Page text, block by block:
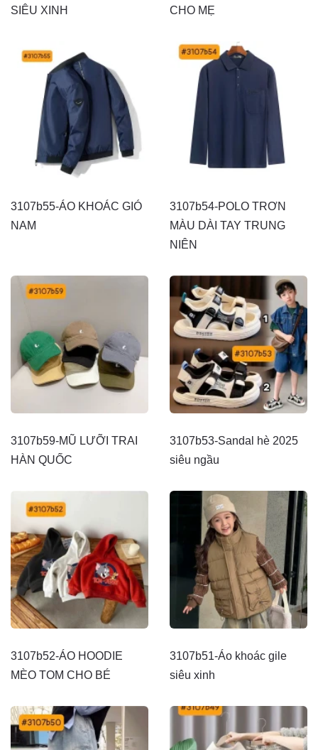
SIÊU XINH
CHO MẸ
3107b55-ÁO KHOÁC GIÓ
NAM
3107b54-POLO TRƠN
MÀU DÀI TAY TRUNG
NIÊN
3107b59-MŨ LƯỠI TRAI
HÀN QUỐC
3107b53-Sandal hè 2025
siêu ngầu
3107b52-ÁO HOODIE
MÈO TOM CHO BÉ
3107b51-Áo khoác gile
siêu xinh